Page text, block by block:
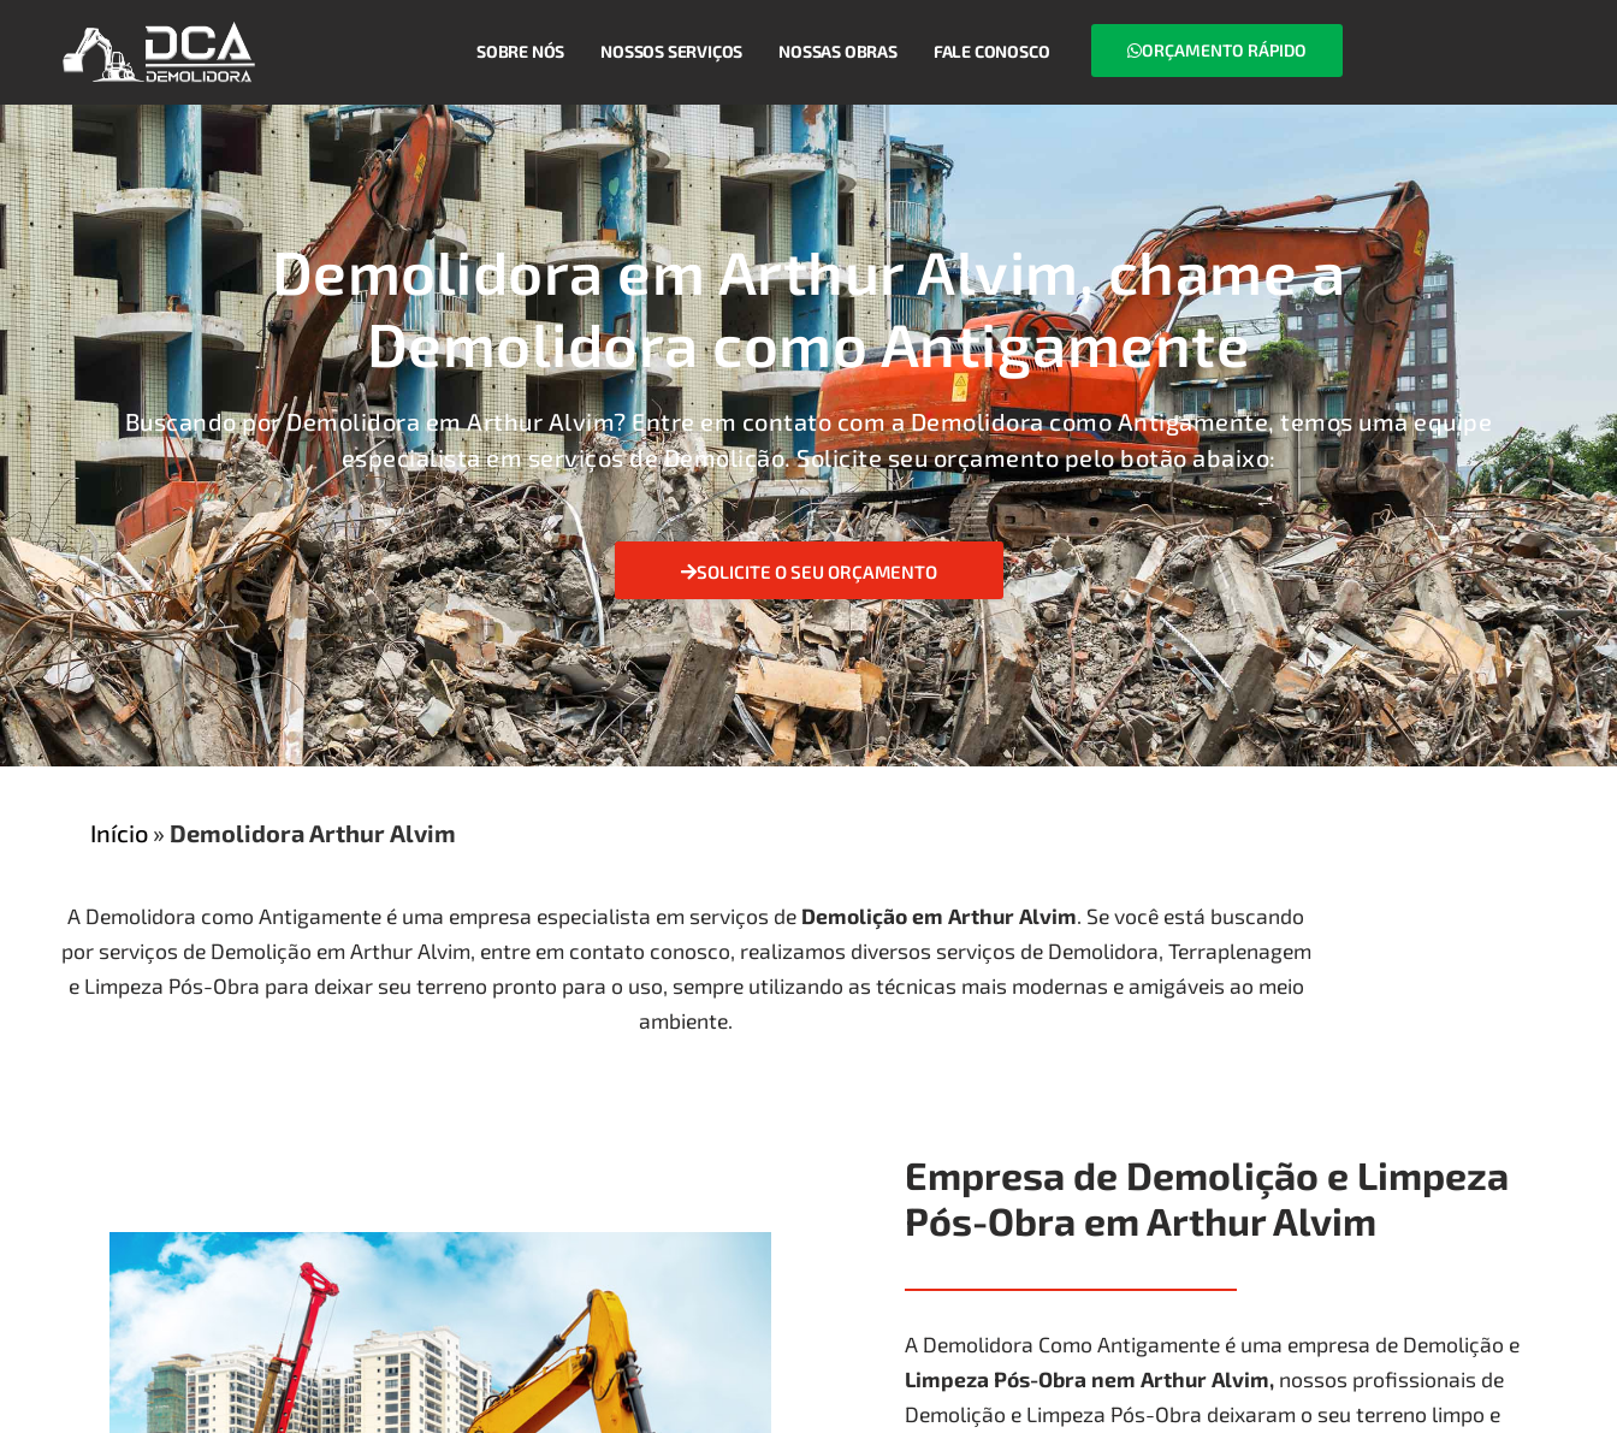
SOBRE NÓS NOSSOS SERVIÇOS NOSSAS OBRAS FALE CONOSCO ORÇAMENTO RÁPIDO
Demolidora em Arthur Alvim, chame a
Demolidora como Antigamente
Buscando por Demolidora em Arthur Alvim? Entre em contato com a Demolidora como Antigamente, temos uma equipe
especialista em serviços de Demolição. Solicite seu orçamento pelo botão abaixo:
SOLICITE O SEU ORÇAMENTO
Início » Demolidora Arthur Alvim
A Demolidora como Antigamente é uma empresa especialista em serviços de Demoliçãoem Arthur Alvim. Se você está buscando
por serviços de Demolição em Arthur Alvim, entre em contato conosco, realizamos diversos serviços de Demolidora, Terraplenagem
e Limpeza Pós-Obra para deixar seu terreno pronto para o uso, sempre utilizando as técnicas mais modernas e amigáveis ao meio
ambiente.
Empresa de Demolição e Limpeza
Pós-Obra em Arthur Alvim
A Demolidora Como Antigamente é uma empresa de Demolição e
Limpeza Pós-Obra nem Arthur Alvim, nossos profissionais de
Demolição e Limpeza Pós-Obra deixaram o seu terreno limpo e